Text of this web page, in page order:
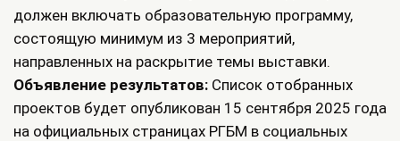
должен включать образовательную программу,
состоящую минимум из 3 мероприятий,
направленных на раскрытие темы выставки.
Объявление результатов: Список отобранных
проектов будет опубликован 15 сентября 2025 года
на официальных страницах РГБМ в социальных